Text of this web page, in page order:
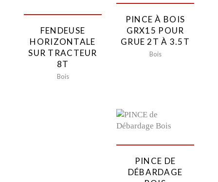
FENDEUSE
HORIZONTALE
SUR TRACTEUR
8T
Bois
PINCE À BOIS
GRX15 POUR
GRUE 2T À 3.5T
Bois
PINCE DE
DÉBARDAGE